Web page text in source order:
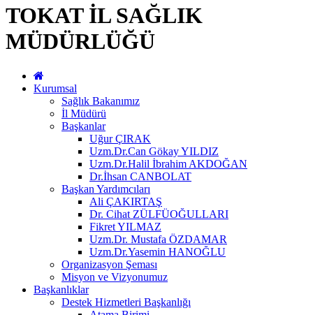
TOKAT İL SAĞLIK
MÜDÜRLÜĞÜ
Kurumsal
Sağlık Bakanımız
İl Müdürü
Başkanlar
Uğur ÇIRAK
Uzm.Dr.Can Gökay YILDIZ
Uzm.Dr.Halil İbrahim AKDOĞAN
Dr.İhsan CANBOLAT
Başkan Yardımcıları
Ali ÇAKIRTAŞ
Dr. Cihat ZÜLFÜOĞULLARI
Fikret YILMAZ
Uzm.Dr. Mustafa ÖZDAMAR
Uzm.Dr.Yasemin HANOĞLU
Organizasyon Şeması
Misyon ve Vizyonumuz
Başkanlıklar
Destek Hizmetleri Başkanlığı